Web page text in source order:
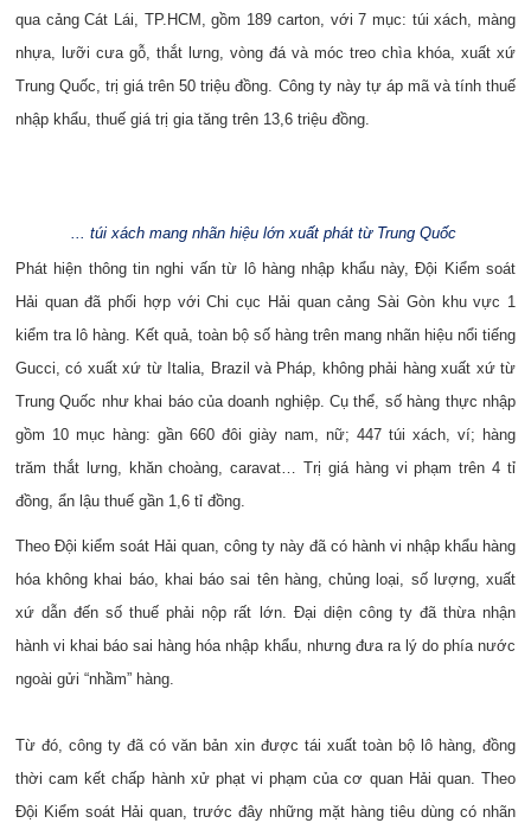
qua cảng Cát Lái, TP. HCM , gồm 189 carton, với 7 mục: túi xách, màng
nhựa, lưỡi cưa gỗ, thắt lưng, vòng đá và móc treo chìa khóa, xuất xứ
Trung Quốc, trị giá trên 50 triệu đồng. Công ty này tự áp mã và tính thuế
nhập khẩu, thuế giá trị gia tăng trên 13,6 triệu đồng.
... túi xách mang nhãn hiệu lớn xuất phát từ Trung Quốc
Phát hiện thông tin nghi vấn từ lô hàng nhập khẩu này, Đội Kiểm soát
Hải quan đã phối hợp với Chi cục Hải quan cảng Sài Gòn khu vực 1
kiểm tra lô hàng. Kết quả, toàn bộ số hàng trên mang nhãn hiệu nổi tiếng
Gucci, có xuất xứ từ Italia, Brazil và Pháp, không phải hàng xuất xứ từ
Trung Quốc như khai báo của doanh nghiệp. Cụ thể, số hàng thực nhập
gồm 10 mục hàng: gần 660 đôi giày nam, nữ; 447 túi xách, ví; hàng
trăm thắt lưng, khăn choàng, caravat… Trị giá hàng vi phạm trên 4 tỉ
đồng, ẩn lậu thuế gần 1,6 tỉ đồng.
Theo Đội kiểm soát Hải quan, công ty này đã có hành vi nhập khẩu hàng
hóa không khai báo, khai báo sai tên hàng, chủng loại, số lượng, xuất
xứ dẫn đến số thuế phải nộp rất lớn. Đại diện công ty đã thừa nhận
hành vi khai báo sai hàng hóa nhập khẩu, nhưng đưa ra lý do phía nước
ngoài gửi “nhầm” hàng.
Từ đó, công ty đã có văn bản xin được tái xuất toàn bộ lô hàng, đồng
thời cam kết chấp hành xử phạt vi phạm của cơ quan Hải quan. Theo
Đội Kiểm soát Hải quan, trước đây những mặt hàng tiêu dùng có nhãn